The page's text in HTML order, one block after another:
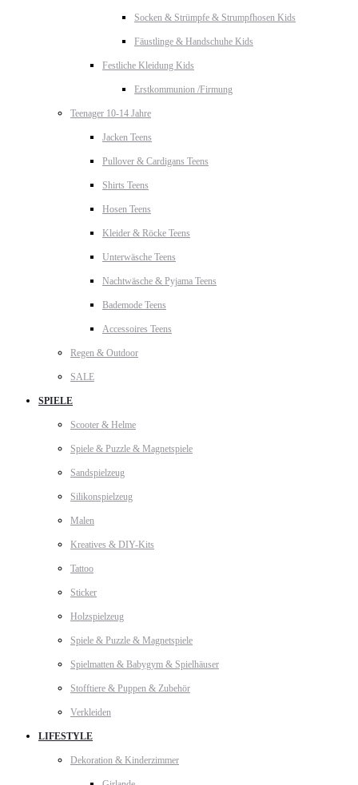
Socken & Strümpfe & Strumpfhosen Kids
Fäustlinge & Handschuhe Kids
Festliche Kleidung Kids
Erstkommunion /Firmung
Teenager 10-14 Jahre
Jacken Teens
Pullover & Cardigans Teens
Shirts Teens
Hosen Teens
Kleider & Röcke Teens
Unterwäsche Teens
Nachtwäsche & Pyjama Teens
Bademode Teens
Accessoires Teens
Regen & Outdoor
SALE
SPIELE
Scooter & Helme
Spiele & Puzzle & Magnetspiele
Sandspielzeug
Silikonspielzeug
Malen
Kreatives & DIY-Kits
Tattoo
Sticker
Holzspielzeug
Spiele & Puzzle & Magnetspiele
Spielmatten & Babygym & Spielhäuser
Stofftiere & Puppen & Zubehör
Verkleiden
LIFESTYLE
Dekoration & Kinderzimmer